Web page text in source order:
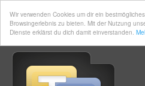
Wir verwenden Cookies um dir ein bestmögliches
Browsingerlebnis zu bieten. Mit der Nutzung
Dienste erklärst du dich damit einverstanden.